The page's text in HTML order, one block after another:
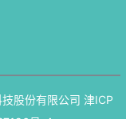
股份有限公司 津ICP